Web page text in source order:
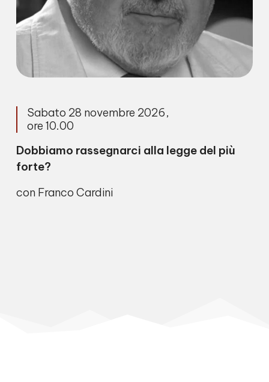
Sabato 28 novembre 2026,
ore 10.00
Dobbiamo rassegnarci alla legge del più
forte?
con Franco Cardini